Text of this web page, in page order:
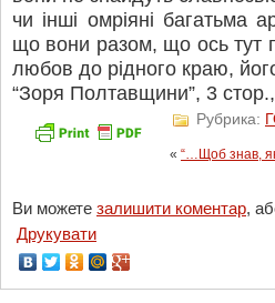
чи інші омріяні багатьма
що вони разом, що ось тут
любов до рідного краю,
“Зоря Полтавщини”, 3
Рубрика:
« “…Щоб знав,
Ви можете залишити коментар,
Друкувати